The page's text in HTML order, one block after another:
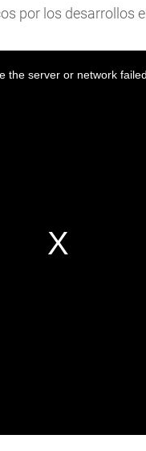
por los desarrollos